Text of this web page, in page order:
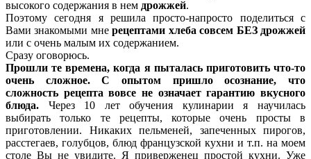
высокого содержания в нем дрожжей.
Поэтому сегодня я решила просто-напросто поделиться с
Вами знакомыми мнерецептами хлеба совсем БЕЗ дрожжей
или с очень малым их содержанием.
Сразу оговорюсь.
Прошли те времена, когда я пыталась приготовить что-то
очень сложное.
С опытом пришло осознание, что
сложность рецепта вовсе не означает гарантию вкусного
блюда. Через 10 лет обучения кулинарии я научилась
выбирать только те рецепты, которые очень просты в
приготовлении. Никаких пельменей, запеченных пирогов,
расстегаев, голубцов, блюд французской кухни и т.п. на моем
столе Вы не увидите. Я приверженец простой кухни. Уже